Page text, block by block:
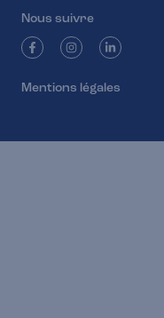
Nous suivre
Mentions légales